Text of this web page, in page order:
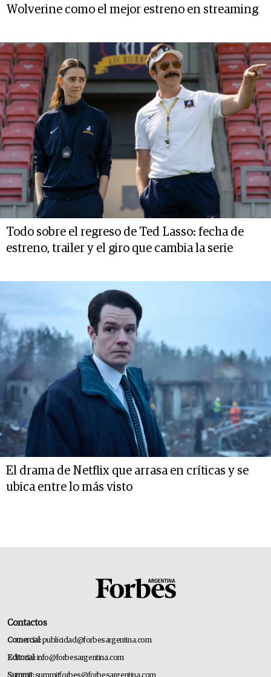
Wolverine como el mejor estreno en streaming
Todo sobre el regreso de Ted Lasso: fecha de
estreno, trailer y el giro que cambia la serie
El drama de Netflix que arrasa en críticas y se
ubica entre lo más visto
Contactos
Comercial:publicidad@forbesargentina.com
Editorial:info@forbesargentina.com